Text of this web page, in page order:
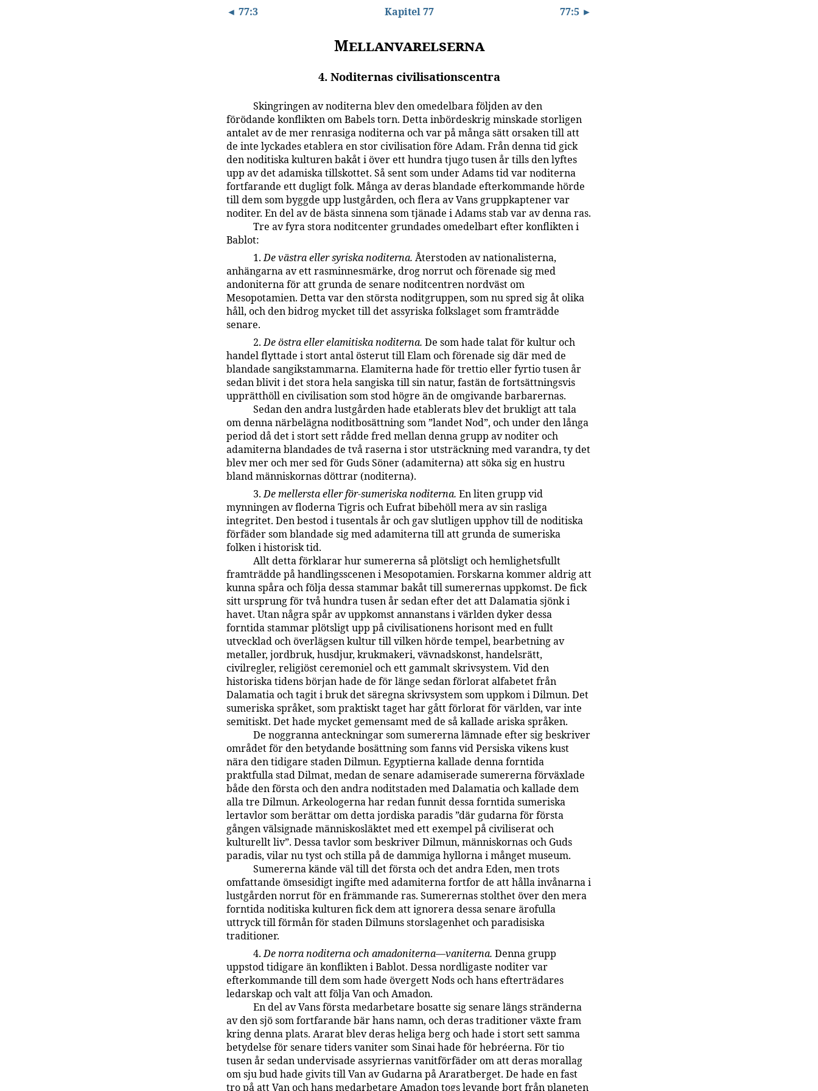
◄ 77:3 Kapitel 77 77:5 ►
Mellanvarelserna
4. Noditernas civilisationscentra
Skingringen av noditerna blev den omedelbara följden av den
förödande konflikten om Babels torn. Detta inbördeskrig minskade storligen
antalet av de mer renrasiga noditerna och var på många sätt orsaken till att
de inte lyckades etablera en stor civilisation före Adam. Från denna tid gick
den noditiska kulturen bakåt i över ett hundra tjugo tusen år tills den lyftes
upp av det adamiska tillskottet. Så sent som under Adams tid var noditerna
fortfarande ett dugligt folk. Många av deras blandade efterkommande hörde
till dem som byggde upp lustgården, och flera av Vans gruppkaptener var
noditer. En del av de bästa sinnena som tjänade i Adams stab var av denna ras.
Tre av fyra stora noditcenter grundades omedelbart efter konflikten i
Bablot:
1.De västra eller syriska noditerna. Återstoden av nationalisterna,
anhängarna av ett rasminnesmärke, drog norrut och förenade sig med
andoniterna för att grunda de senare noditcentren nordväst om
Mesopotamien. Detta var den största noditgruppen, som nu spred sig åt olika
håll, och den bidrog mycket till det assyriska folkslaget som framträdde
senare.
2.De östra eller elamitiska noditerna. De som hade talat för kultur och
handel flyttade i stort antal österut till Elam och förenade sig där med de
blandade sangikstammarna. Elamiterna hade för trettio eller fyrtio tusen år
sedan blivit i det stora hela sangiska till sin natur, fastän de fortsättningsvis
upprätthöll en civilisation som stod högre än de omgivande barbarernas.
Sedan den andra lustgården hade etablerats blev det brukligt att tala
om denna närbelägna noditbosättning som ”landet Nod”, och under den långa
period då det i stort sett rådde fred mellan denna grupp av noditer och
adamiterna blandades de två raserna i stor utsträckning med varandra, ty det
blev mer och mer sed för Guds Söner (adamiterna) att söka sig en hustru
bland människornas döttrar (noditerna).
3.De mellersta eller för-sumeriska noditerna. En liten grupp vid
mynningen av floderna Tigris och Eufrat bibehöll mera av sin rasliga
integritet. Den bestod i tusentals år och gav slutligen upphov till de noditiska
förfäder som blandade sig med adamiterna till att grunda de sumeriska
folken i historisk tid.
Allt detta förklarar hur sumererna så plötsligt och hemlighetsfullt
framträdde på handlingsscenen i Mesopotamien. Forskarna kommer aldrig att
kunna spåra och följa dessa stammar bakåt till sumerernas uppkomst. De fick
sitt ursprung för två hundra tusen år sedan efter det att Dalamatia sjönk i
havet. Utan några spår av uppkomst annanstans i världen dyker dessa
forntida stammar plötsligt upp på civilisationens horisont med en fullt
utvecklad och överlägsen kultur till vilken hörde tempel, bearbetning av
metaller, jordbruk, husdjur, krukmakeri, vävnadskonst, handelsrätt,
civilregler, religiöst ceremoniel och ett gammalt skrivsystem. Vid den
historiska tidens början hade de för länge sedan förlorat alfabetet från
Dalamatia och tagit i bruk det säregna skrivsystem som uppkom i Dilmun. Det
sumeriska språket, som praktiskt taget har gått förlorat för världen, var inte
semitiskt. Det hade mycket gemensamt med de så kallade ariska språken.
De noggranna anteckningar som sumererna lämnade efter sig beskriver
området för den betydande bosättning som fanns vid Persiska vikens kust
nära den tidigare staden Dilmun. Egyptierna kallade denna forntida
praktfulla stad Dilmat, medan de senare adamiserade sumererna förväxlade
både den första och den andra noditstaden med Dalamatia och kallade dem
alla tre Dilmun. Arkeologerna har redan funnit dessa forntida sumeriska
lertavlor som berättar om detta jordiska paradis ”där gudarna för första
gången välsignade människosläktet med ett exempel på civiliserat och
kulturellt liv”. Dessa tavlor som beskriver Dilmun, människornas och Guds
paradis, vilar nu tyst och stilla på de dammiga hyllorna i månget museum.
Sumererna kände väl till det första och det andra Eden, men trots
omfattande ömsesidigt ingifte med adamiterna fortfor de att hålla invånarna i
lustgården norrut för en främmande ras. Sumerernas stolthet över den mera
forntida noditiska kulturen fick dem att ignorera dessa senare ärofulla
uttryck till förmån för staden Dilmuns storslagenhet och paradisiska
traditioner.
4.De norra noditerna och amadoniterna—vaniterna. Denna grupp
uppstod tidigare än konflikten i Bablot. Dessa nordligaste noditer var
efterkommande till dem som hade övergett Nods och hans efterträdares
ledarskap och valt att följa Van och Amadon.
En del av Vans första medarbetare bosatte sig senare längs stränderna
av den sjö som fortfarande bär hans namn, och deras traditioner växte fram
kring denna plats. Ararat blev deras heliga berg och hade i stort sett samma
betydelse för senare tiders vaniter som Sinai hade för hebréerna. För tio
tusen år sedan undervisade assyriernas vanitförfäder om att deras morallag
om sju bud hade givits till Van av Gudarna på Araratberget. De hade en fast
tro på att Van och hans medarbetare Amadon togs levande bort från planeten